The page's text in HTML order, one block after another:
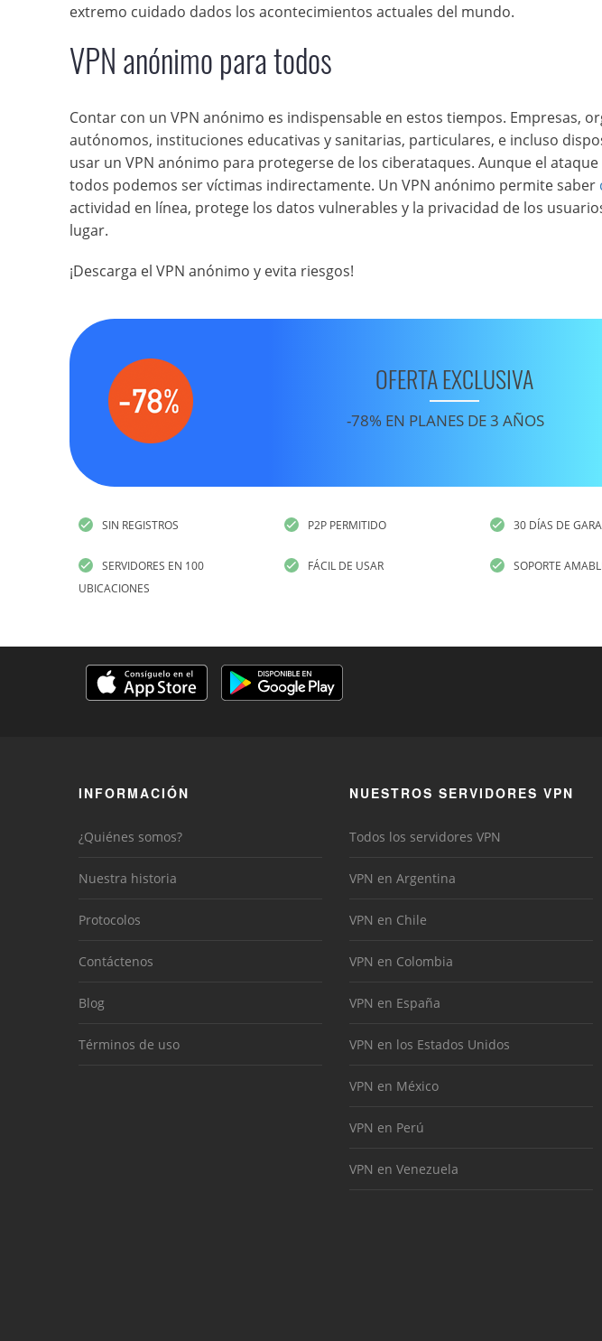
extremo cuidado dados los acontecimientos actuales del mundo.
VPN anónimo para todos
Contar con un VPN anónimo es indispensable en estos tiempos. Empresas,
autónomos, instituciones educativas y sanitarias, particulares, e incluso
usar un VPN anónimo para protegerse de los ciberataques. Aunque el
todos podemos ser víctimas indirectamente. Un VPN anónimo permite saber
actividad en línea, protege los datos vulnerables y la privacidad de los
lugar.
¡Descarga el VPN anónimo y evita riesgos!
OFERTA EXCLUSIVA
-78% EN PLANES DE 3 AÑOS
SIN REGISTROS
SERVIDORES EN 100
UBICACIONES
P2P PERMITIDO
FÁCIL DE USAR
30 DÍAS DE
SOPORTE
INFORMACIÓN
¿Quiénes somos?
Nuestra historia
Protocolos
Contáctenos
Blog
Términos de uso
NUESTROS SERVIDORES VPN
Todos los servidores VPN
VPN en Argentina
VPN en Chile
VPN en Colombia
VPN en España
VPN en los Estados Unidos
VPN en México
VPN en Perú
VPN en Venezuela